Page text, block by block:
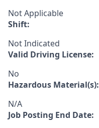
Not Applicable
Shift:
Not Indicated
Valid Driving License:
No
Hazardous Material(s):
N/A
Job Posting End Date: